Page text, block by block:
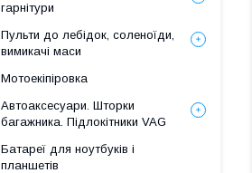
гарнітури
Пульти до лебідок, соленоїди,
вимикачі маси
Мотоекіпіровка
Автоаксесуари. Шторки
багажника. Підлокітники VAG
Батареї для ноутбуків і
планшетів